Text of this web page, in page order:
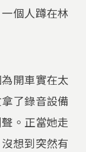
個人蹲在林
開車實在太
了錄音設備
。正當她走
想到突然有